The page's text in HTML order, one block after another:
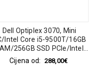
Dell Optiplex 3070, Mini
Intel Core i5-9500T/16GB
256GB SSD PCIe/Intel
UHD Graphics/Win 11 Pro
Cijena od: 288,00€